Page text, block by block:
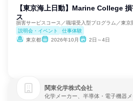
【東京海上日動】Marine College
ス
損害サービスコース／職場受入型プログラム／東京
説明会・イベント
仕事体験
東京都
2026年10月 2日～4日
関東化学株式会社
化学メーカー、半導体・電子機器